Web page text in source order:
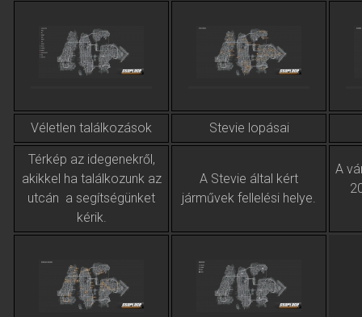
Véletlen találkozások Stevie lopásai
Térkép az idegenekről,
akikkel ha találkozunk az
utcán a segítségünket
kérik.
A Stevie által kért
járművek fellelési helye.
A